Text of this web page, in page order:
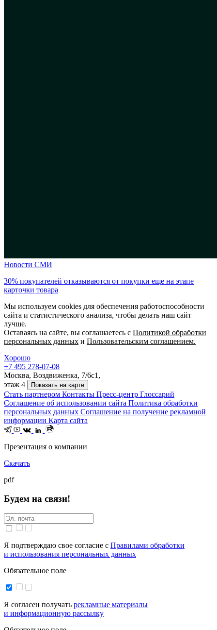
Новости СМИ
30% покупателей отказываются от покупки еще на этапе
карточки товара
Мы используем cookies для обеспечения работоспособности
сайта и статистического анализа, чтобы делать наш сайт
лучше.
Оставаясь на сайте, вы соглашаетесь с Политикой обработки
персональных данных и Пользовательским соглашением.
Хорошо
+7 495 278-07-08
Москва, Воздвиженка, 7/6с1,
этаж 4
Показать на карте
Стать партнером Контакты Пресс-центр Глоссарий
Соглашение об использовании сайта Политика обработки
персональных данных Соглашение на получение рекламной
информации Карта сайта
Презентация о компании
Скачать
pdf
Будем на связи!
Я подтверждаю свое согласие с Правилами обработки
и использования персональных данных
Обязательное поле
Я согласен получать рекламные материалы
и информационную рассылку